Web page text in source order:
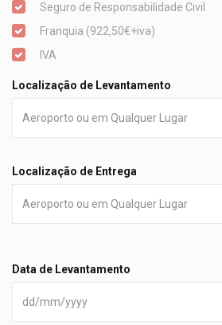
Seguro de Responsabilidade Civil
Franquia (922,50€+iva)
IVA
Localização de Levantamento
Localização de Entrega
Data de Levantamento